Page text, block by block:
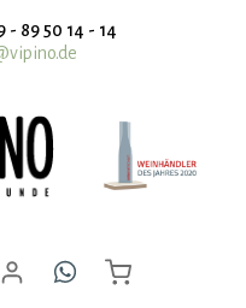
- 89 50 14 - 14